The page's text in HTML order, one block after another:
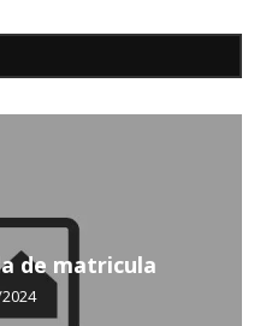
de matricula